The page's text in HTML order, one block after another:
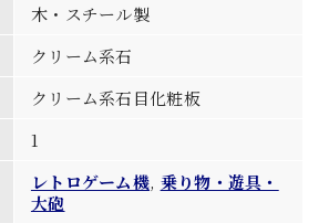
木・スチール製
クリーム系石
クリーム系石目化粧板
1
レトロゲーム機, 乗り物・遊具・
大砲